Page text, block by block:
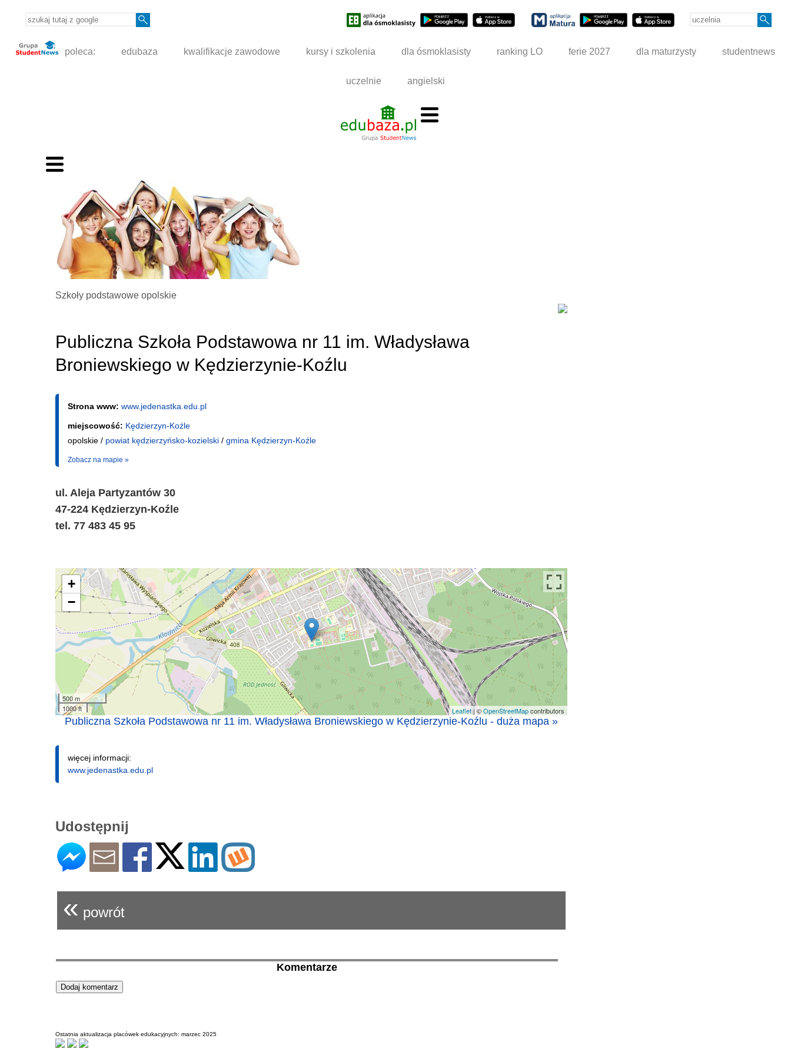
poleca: edubaza kwalifikacje zawodowe kursy i szkolenia dla ósmoklasisty ranking LO ferie 2027 dla maturzysty studentnews
uczelnie angielski
Szkoły podstawowe opolskie
Publiczna Szkoła Podstawowa nr 11 im. Władysława
Broniewskiego w Kędzierzynie-Koźlu
Strona www: www.jedenastka.edu.pl
miejscowość: Kędzierzyn-Koźle
opolskie / powiat kędzierzyńsko-kozielski / gmina Kędzierzyn-Koźle
Zobacz na mapie »
ul. Aleja Partyzantów 30
47-224 Kędzierzyn-Koźle
tel. 77 483 45 95
+
−
500 m
1000 ft
Leaflet| ©OpenStreetMapcontributors
Publiczna Szkoła Podstawowa nr 11 im. Władysława Broniewskiego w Kędzierzynie-Koźlu - duża mapa »
więcej informacji:
www.jedenastka.edu.pl
Udostępnij
« powrót
Komentarze
Ostatnia aktualizacja placówek edukacyjnych: marzec 2025